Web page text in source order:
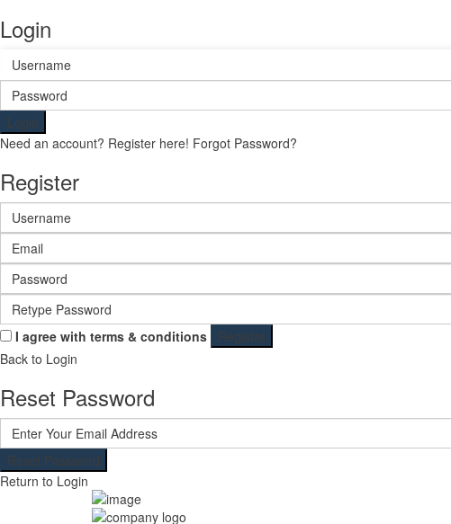
Login
Login
Need an account? Register here! Forgot Password?
Register
I agree with terms & conditions
Register
Back to Login
Reset Password
Reset Password
Return to Login